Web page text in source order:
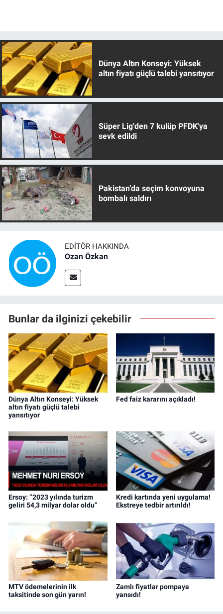
Dünya Altın Konseyi: Yüksek
altın fiyatı güçlü talebi yansıtıyor
Süper Lig'den 7 kulüp PFDK'ya
sevk edildi
Pakistan’da seçim konvoyuna
bombalı saldırı
EDITÖR HAKKINDA
Ozan Özkan
Bunlar da ilginizi çekebilir
Dünya Altın Konseyi: Yüksek
altın fiyatı güçlü talebi
yansıtıyor
Fed faiz kararını açıkladı!
Ersoy: “2023 yılında turizm
geliri 54,3 milyar dolar oldu”
Kredi kartında yeni uygulama!
Ekstreye tedbir artırıldı!
MTV ödemelerinin ilk
taksitinde son gün yarın!
Zamlı fiyatlar pompaya
yansıdı!